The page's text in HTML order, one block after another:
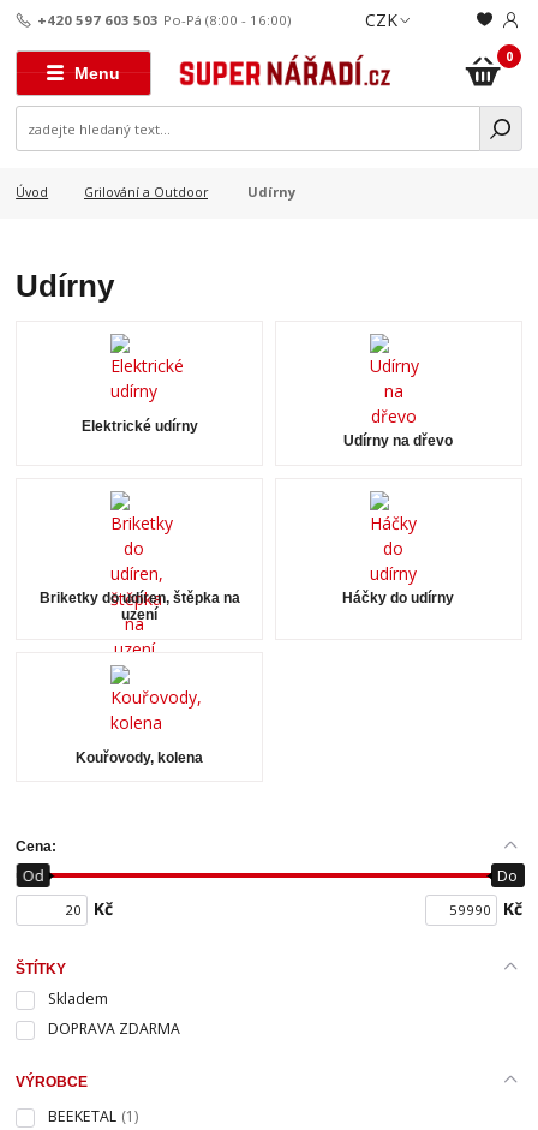
Menu
CZK
+420 597 603 503 Po-Pá (8:00 - 16:00)
0
Úvod Grilování a Outdoor Udírny
Udírny
Elektrické udírny
Udírny na dřevo
Briketky do udíren, štěpka na
uzení
Háčky do udírny
Kouřovody, kolena
Cena:
Kč
Od Do
Kč
ŠTÍTKY
Skladem
DOPRAVA ZDARMA
VÝROBCE
BEEKETAL (1)